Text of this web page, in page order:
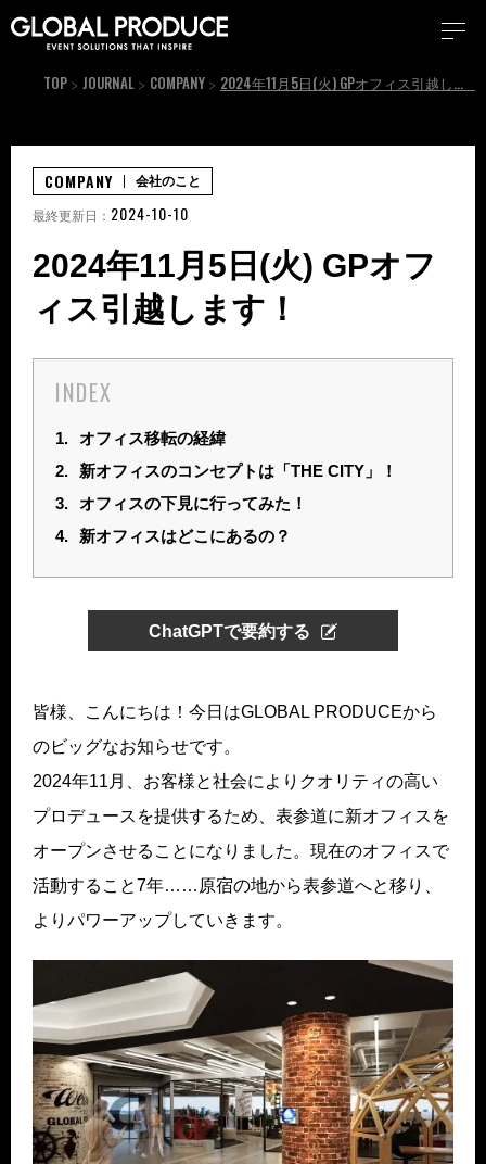
TOP JOURNAL COMPANY 2024年11月5日(火) GPオフィス引越します！
2024年11月5日(火) GPオフ
ィス引越します！
INDEX
1. オフィス移転の経緯
2.
新オフィスのコンセプトは「THE CITY」！
3. オフィスの下見に行ってみた！
4.
新オフィスはどこにあるの？
ChatGPTで要約する
皆様、こんにちは！今日はGLOBAL PRODUCEから
のビッグなお知らせです。
2024年11月、お客様と社会によりクオリティの高い
プロデュースを提供するため、表参道に新オフィスを
オープンさせることになりました。現在のオフィスで
活動すること7年……原宿の地から表参道へと移り、
よりパワーアップしていきます。
COMPANY 会社のこと
最終更新日： 2024-10-10